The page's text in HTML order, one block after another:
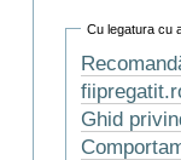
Cu legatura cu
Ghid